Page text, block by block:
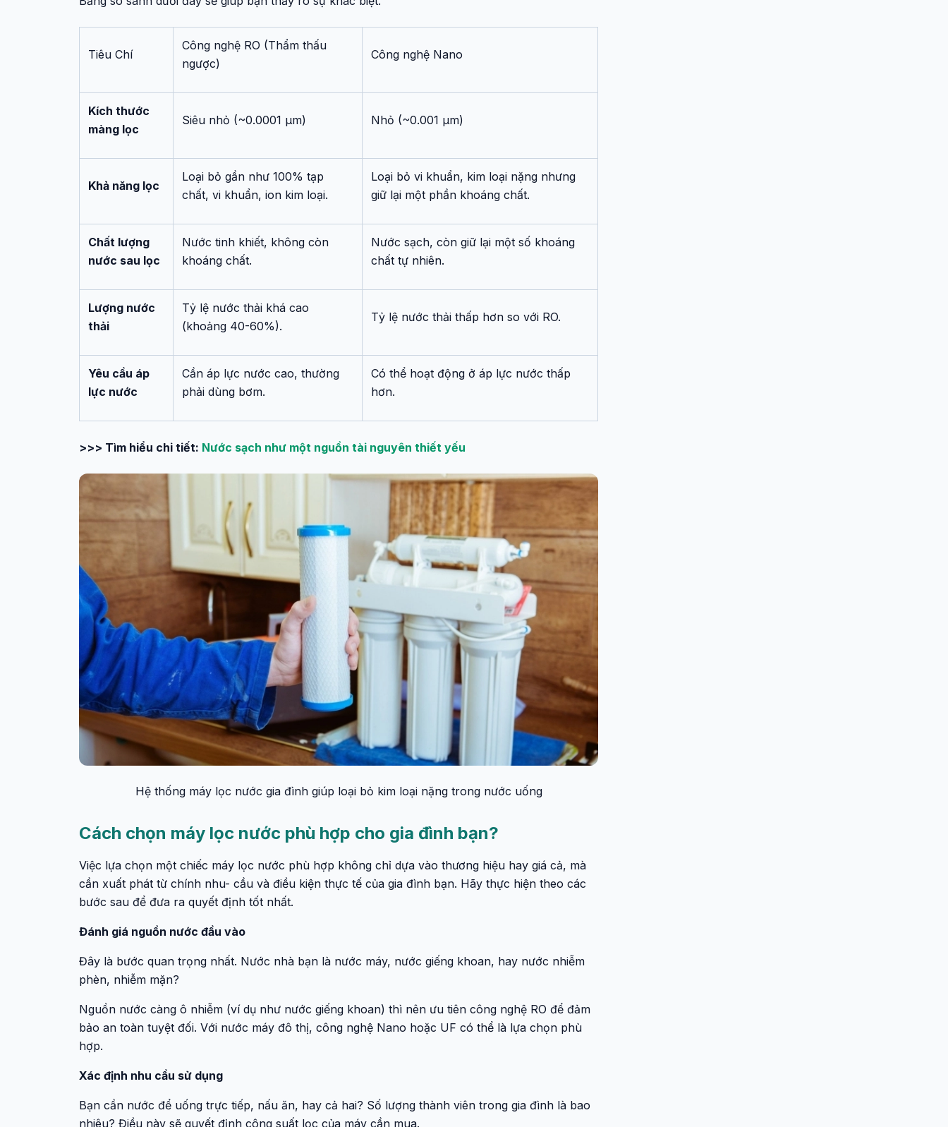
Tiêu Chí
Công nghệ RO (Thẩm thấu
ngược)
Công nghệ Nano
Kích thước
màng lọc
Siêu nhỏ (~0.0001 µm) Nhỏ (~0.001 µm)
Khả năng lọc
Loại bỏ gần như 100% tạp
chất, vi khuẩn, ion kim loại.
Loại bỏ vi khuẩn, kim loại nặng nhưng
giữ lại một phần khoáng chất.
Chất lượng
nước sau lọc
Nước tinh khiết, không còn
khoáng chất.
Nước sạch, còn giữ lại một số khoáng
chất tự nhiên.
Lượng nước
thải
Tỷ lệ nước thải khá cao
(khoảng 40-60%).
Tỷ lệ nước thải thấp hơn so với RO.
Yêu cầu áp
lực nước
Cần áp lực nước cao, thường
phải dùng bơm.
Có thể hoạt động ở áp lực nước thấp
hơn.
>>> Tìm hiểu chi tiết: Nước sạch như một nguồn tài nguyên thiết yếu
Hệ thống máy lọc nước gia đình giúp loại bỏ kim loại nặng trong nước uống
Cách chọn máy lọc nước phù hợp cho gia đình bạn?
Việc lựa chọn một chiếc máy lọc nước phù hợp không chỉ dựa vào thương hiệu hay giá cả, mà
cần xuất phát từ chính nhu- cầu và điều kiện thực tế của gia đình bạn. Hãy thực hiện theo các
bước sau để đưa ra quyết định tốt nhất.
Đánh giá nguồn nước đầu vào
Đây là bước quan trọng nhất. Nước nhà bạn là nước máy, nước giếng khoan, hay nước nhiễm
phèn, nhiễm mặn?
Nguồn nước càng ô nhiễm (ví dụ như nước giếng khoan) thì nên ưu tiên công nghệ RO để đảm
bảo an toàn tuyệt đối. Với nước máy đô thị, công nghệ Nano hoặc UF có thể là lựa chọn phù
hợp.
Xác định nhu cầu sử dụng
Bạn cần nước để uống trực tiếp, nấu ăn, hay cả hai? Số lượng thành viên trong gia đình là bao
nhiêu? Điều này sẽ quyết định công suất lọc của máy cần mua.